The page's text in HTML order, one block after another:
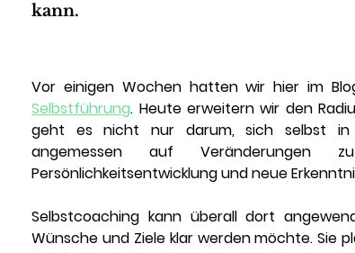
kann.
Vor einigen Wochen hatten wir hier im
Selbstführung. Heute erweitern wir den
geht es nicht nur darum, sich selbst in
angemessen auf
Persönlichkeitsentwicklung und neue
Selbstcoaching kann überall dort
Wünsche und Ziele klar werden möchte. Sie